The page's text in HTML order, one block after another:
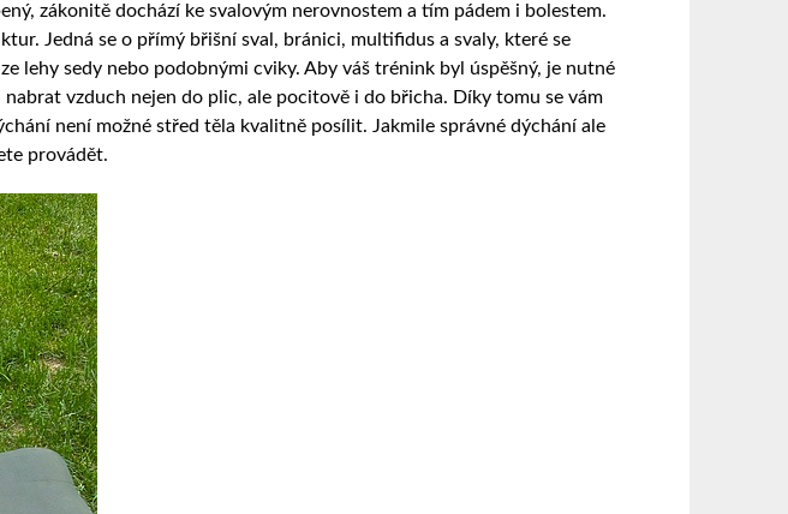
zákonitě dochází ke svalovým nerovnostem a tím pádem i bolestem.
Jedná se o přímý břišní sval, bránici, multifidus a svaly, které se
lehy sedy nebo podobnými cviky. Aby váš trénink byl úspěšný, je nutné
vzduch nejen do plic, ale pocitově i do břicha. Díky tomu se vám
není možné střed těla kvalitně posílit. Jakmile správné dýchání ale
provádět.